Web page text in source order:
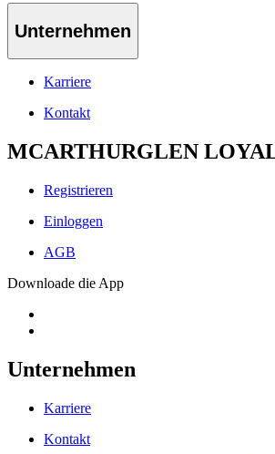
Unternehmen
Karriere
Kontakt
MCARTHURGLEN
Registrieren
Einloggen
AGB
Downloade die App
Unternehmen
Karriere
Kontakt